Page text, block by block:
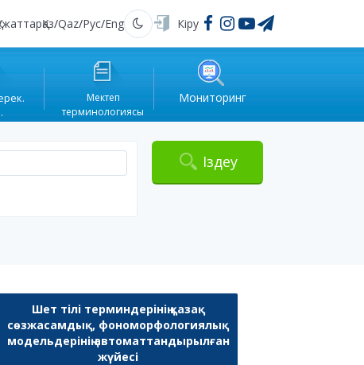
Қаз/Qaz/Рус/Eng Қараңғы Кіру
Мектеп
терминологиясы
Мониторинг
Іздеу
Шет тілі терминдерінің қазақ
сөзжасамдық, фономорфологиялық
модельдерінің автоматтандырылған
жүйесі